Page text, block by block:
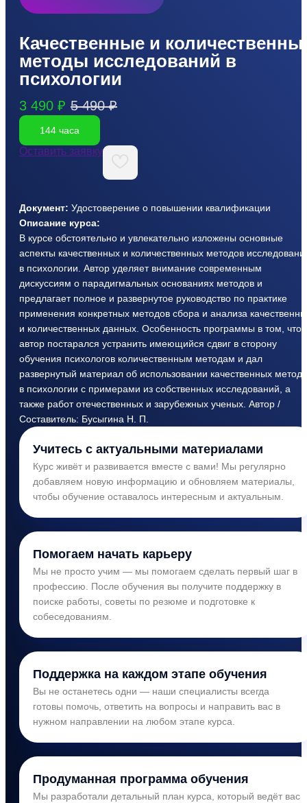
Качественные и
методы исследований в
психологии
3 490 ₽ 5 490 ₽
144 часа
Оставить заявку
Документ: Удостоверение о повышении квалификации
Описание курса:
В курсе обстоятельно и увлекательно изложены основные
аспекты качественных и количественных методов
в психологии. Автор уделяет внимание современным
дискуссиям о парадигмальных основаниях методов и
предлагает полное и развернутое руководство по практике
применения конкретных методов сбора и анализа
и количественных данных. Особенность программы в том, что
автор постарался устранить имеющийся сдвиг в сторону
обучения психологов количественным методам и дал
развернутый материал об использовании качественных
в психологии с примерами из собственных исследований, а
также работ отечественных и зарубежных ученых. Автор /
Составитель: Бусыгина Н. П.
Учитесь с актуальными материалами
Курс живёт и развивается вместе с вами! Мы регулярно
добавляем новую информацию и обновляем материалы,
чтобы обучение оставалось интересным и актуальным.
Помогаем начать карьеру
Мы не просто учим — мы помогаем сделать первый шаг в
профессию. После обучения вы получите поддержку в
поиске работы, советы по резюме и подготовке к
собеседованиям.
Поддержка на каждом этапе обучения
Вы не останетесь одни — наши специалисты всегда
готовы помочь, ответить на вопросы и направить вас в
нужном направлении на любом этапе курса.
Продуманная программа обучения
Мы разработали детальный план курса, который ведёт вас